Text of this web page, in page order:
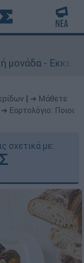
ο Άγιος
➔ Μάθετε
➔ Εορτολόγιο: Ποιοι
σχετικά με: